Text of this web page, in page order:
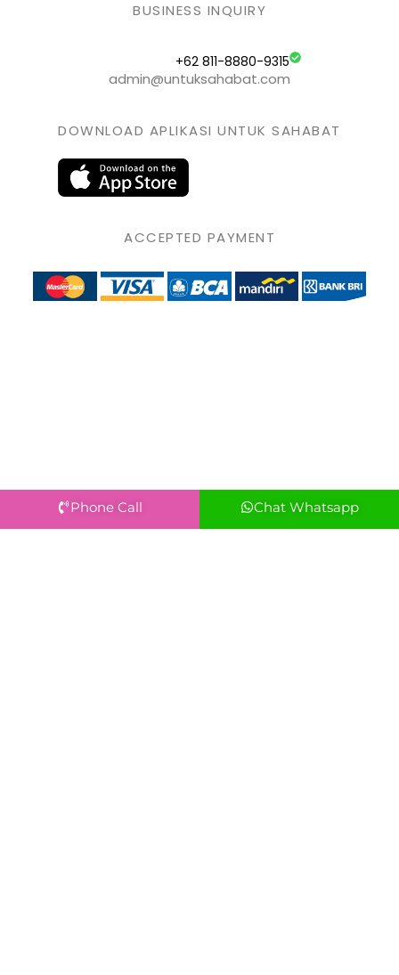
BUSINESS INQUIRY
+62 811-8880-9315
admin@untuksahabat.com
DOWNLOAD APLIKASI UNTUK SAHABAT
ACCEPTED PAYMENT
Phone Call Chat Whatsapp